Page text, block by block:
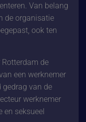
Van belang
de organisatie
ook ten
de
een werknemer
van de
werknemer
en seksueel